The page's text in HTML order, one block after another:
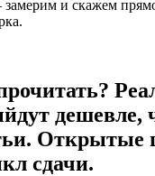
и скажем
дешевле,
Открытые
сдачи.